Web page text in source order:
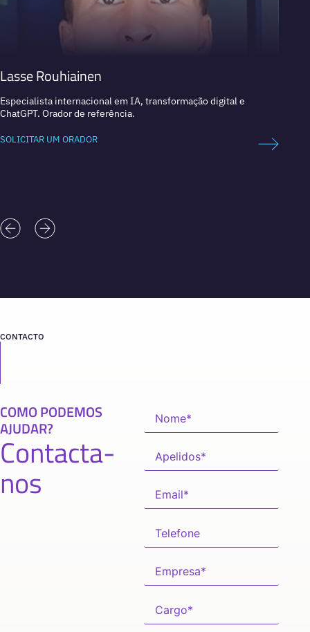
Lasse Rouhiainen
Especialista internacional em IA, transformação digital e
ChatGPT. Orador de referência.
SOLICITAR UM ORADOR
CONTACTO
COMO PODEMOS
AJUDAR?
Contacta-
nos